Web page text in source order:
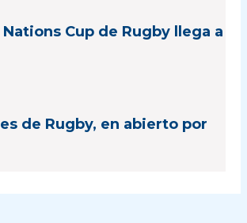
Cup de Rugby llega a
de Rugby, en abierto por